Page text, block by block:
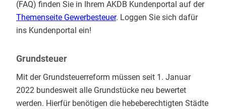
(FAQ) finden Sie in Ihrem AKDB Kundenportal auf der
Themenseite Gewerbesteuer. Loggen Sie sich dafür
ins Kundenportal ein!
Grundsteuer
Mit der Grundsteuerreform müssen seit 1. Januar
2022 bundesweit alle Grundstücke neu bewertet
werden. Hierfür benötigen die hebeberechtigten Städte